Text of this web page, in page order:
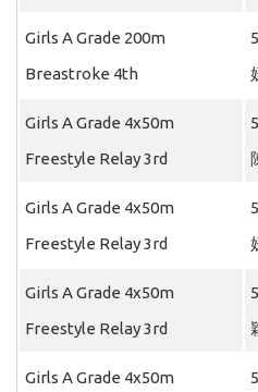
Girls A Grade 200m
Breastroke 4th
Girls A Grade 4x50m
Freestyle Relay 3rd
Girls A Grade 4x50m
Freestyle Relay 3rd
Girls A Grade 4x50m
Freestyle Relay 3rd
Girls A Grade 4x50m